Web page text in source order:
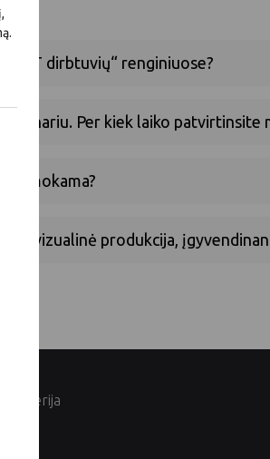
dirbtuvių“ renginiuose?
nariu. Per kiek laiko patvirtinsite
mokama?
produkcija,